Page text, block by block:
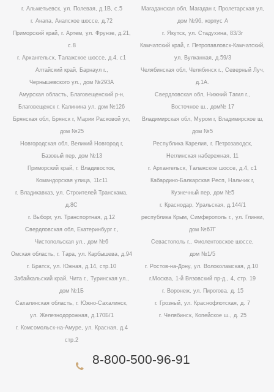
г. Альметьевск, ул. Полевая, д.1В, с.5
г. Анапа, Анапское шоссе, д.72
Приморский край, г. Артем, ул. Фрунзе, д.21,
с.8
г. Архангельск, Талажское шоссе, д.4, с1
Алтайский край, Барнаул г.,
Чернышевского ул., дом №293А
Амурская область, Благовещенский р-н,
Благовещенск г, Калинина ул, дом №126
Брянская обл, Брянск г, Марии Расковой ул,
дом №25
Новгородская обл, Великий Новгород г,
Базовый пер, дом №13
Приморский край, г. Владивосток,
Командорская улица, 11с11
г. Владикавказ, ул. Строителей Транскама,
д.8С
г. Выборг, ул. Транспортная, д.12
Свердловская обл, Екатеринбург г.,
Чистопольская ул., дом №6
Омская область, г. Тара, ул. Карбышева, д.94
г. Братск, ул. Южная, д.14, стр.10
Забайкальский край, Чита г., Туринская ул.,
дом №1Б
Сахалинская область, г. Южно-Сахалинск,
ул. Железнодорожная, д.170Б/1
г. Комсомольск-на-Амуре, ул. Красная, д.4
стр.2
Магаданская обл, Магадан г, Пролетарская ул,
дом №96, корпус А
г. Якутск, ул. Стадухина, 83/3г
Камчатский край, г. Петропавловск-Камчатский,
ул. Вулканная, д.59/3
Челябинская обл, Челябинск г., Северный Луч,
д.1А.
Свердловская обл, Нижний Тагил г.,
Восточное ш., дом№ 17
Владимирская обл, Муром г, Владимирское ш,
дом №5
Республика Карелия, г. Петрозаводск,
Неглинская набережная, 11
г. Архангельск, Талажское шоссе, д.4, с1
Кабардино-Балкарская Респ, Нальчик г,
Кузнечный пер, дом №5
г. Краснодар, Уральская, д.144/1
республика Крым, Симферополь г., ул. Глинки,
дом №67Г
Севастополь г., Фиолентовское шоссе,
дом №1/5
г. Ростов-на-Дону, ул. Волоколамская, д.10
г.Москва, 1-й Вязовский пр-д., 4, стр. 19
г. Воронеж, ул. Пирогова, д. 15
г. Грозный, ул. Краснофлотская, д. 7
г. Челябинск, Копейское ш., д. 25
8-800-500-96-91